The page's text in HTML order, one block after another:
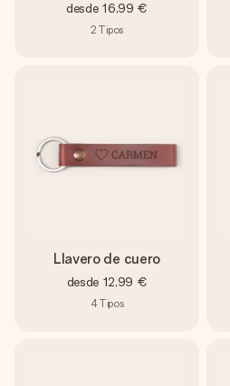
desde 16,99 €
2 Tipos
Llavero de cuero
desde 12,99 €
4Tipos